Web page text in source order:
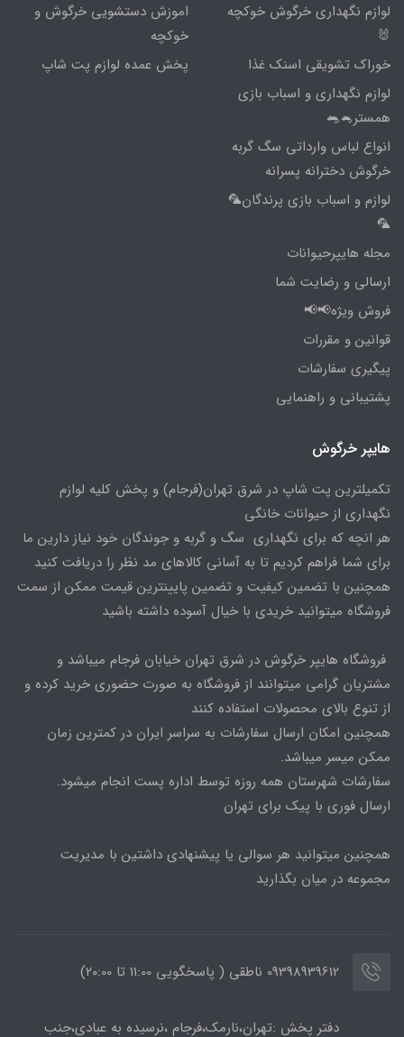
لوازم نگهداری خرگوش خوکچه
🐰
خوراک تشویقی اسنک غذا
لوازم نگهداری و اسباب بازی
همستر🐁🐀
انواع لباس وارداتی سگ گربه
خرگوش دخترانه پسرانه
لوازم و اسباب بازی پرندگان🦜
🦜
مجله هایپرحیوانات
ارسالی و رضایت شما
فروش ویژه📢📢
قوانین و مقررات
پیگیری سفارشات
پشتیبانی و راهنمایی
اموزش دستشویی خرگوش و
خوکچه
پخش عمده لوازم پت شاپ
هایپر خرگوش
تکمیلترین پت شاپ در شرق تهران(فرجام) و پخش کلیه لوازم
نگهداری از حیوانات خانگی
هر انچه که برای نگهداری سگ و گربه و جوندگان خود نیاز دارین ما
برای شما فراهم کردیم تا به آسانی کالاهای مد نظر را دریافت کنید
همچنین با تضمین کیفیت و تضمین پایینترین قیمت ممکن از سمت
فروشگاه میتوانید خریدی با خیال آسوده داشته باشید
فروشگاه هایپر خرگوش در شرق تهران خیابان فرجام میباشد و
مشتریان گرامی میتوانند از فروشگاه به صورت حضوری خرید کرده و
از تنوع بالای محصولات استفاده کنند
همچنین امکان ارسال سفارشات به سراسر ایران در کمترین زمان
ممکن میسر میباشد.
سفارشات شهرستان همه روزه توسط اداره پست انجام میشود.
ارسال فوری با پیک برای تهران
همچنین میتوانید هر سوالی یا پیشنهادی داشتین با مدیریت
مجموعه در میان بگذارید
09398939612 ناطقی ( پاسخگویی 11:00 تا ۲۰:00)
دفتر پخش :تهران،نارمک،فرجام ،نرسیده به عبادی،جنب